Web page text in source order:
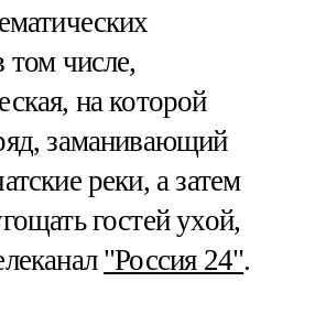
числе,
на которой
заманивающий
реки, а затем
гостей ухой,
"Россия 24".